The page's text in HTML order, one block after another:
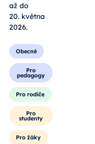
až do
20. května
2026.
Obecné
Pro
pedagogy
Pro rodiče
Pro
studenty
Pro žáky